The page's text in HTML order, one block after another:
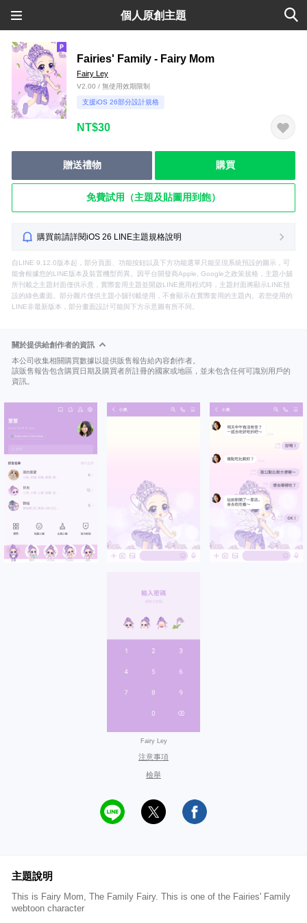
個人原創主題
Fairies' Family - Fairy Mom
Fairy Ley
V2.00 / 無使用效期限制
支援iOS 26部分設計規格
NT$30
贈送禮物 購買
免費試用（主題及貼圖用到飽）
購買前請詳閱iOS 26 LINE主題規格說明
自LINE 9.12.0版本起，部分頁面、功能按鈕以及下方功能選單只能呈現系統預設的圖示，可
能會根據您的LINE版本及裝置機型而異。因平台開發商Apple, Google之政策規格，主題小舖
所刊載之主題封面僅供示意，實際套用主題並開啟LINE應用程式時，主題封面將顯示LINE預
設的綠色畫面。部分圖片僅供主題小舖刊載使用，不會顯示在實際套用的主題內。若您使用的
LINE非最新版本，部分畫面設計可能與下方示意圖有所不同。
關於提供給創作者的資訊
本公司收集相關購買數據以提供販售報告給內容創作者。
該販售報告包含購買日期及購買者所註冊的國家或地區，並未包含任何可識別用戶的
資訊。
Fairy Ley
注意事項
檢舉
主題說明
This is Fairy Mom, The Family Fairy. This is one of the Fairies' Family
webtoon character